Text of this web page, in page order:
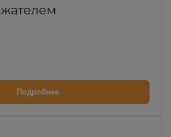
Подробнее